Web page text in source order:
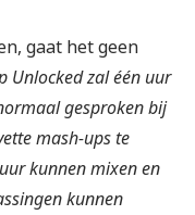
gaat het geen
Unlocked zal één uur
gesproken bij
mash-ups te
kunnen mixen en
kunnen